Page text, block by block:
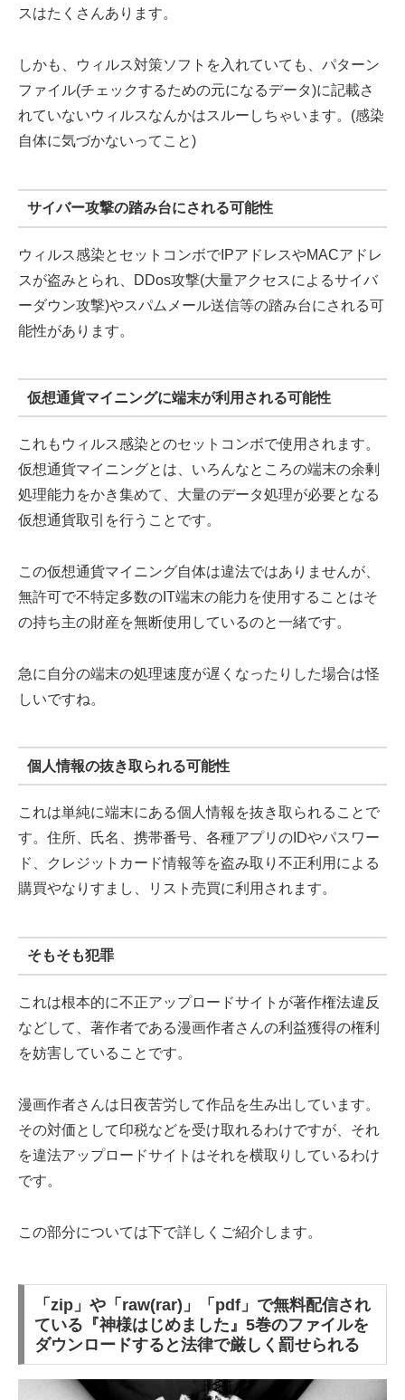
スはたくさんあります。
しかも、ウィルス対策ソフトを入れていても、パターン
ファイル(チェックするための元になるデータ)に記載さ
れていないウィルスなんかはスルーしちゃいます。(感染
自体に気づかないってこと)
サイバー攻撃の踏み台にされる可能性
ウィルス感染とセットコンボでIPアドレスやMACアドレ
スが盗みとられ、DDos攻撃(大量アクセスによるサイバ
ーダウン攻撃)やスパムメール送信等の踏み台にされる可
能性があります。
仮想通貨マイニングに端末が利用される可能性
これもウィルス感染とのセットコンボで使用されます。
仮想通貨マイニングとは、いろんなところの端末の余剰
処理能力をかき集めて、大量のデータ処理が必要となる
仮想通貨取引を行うことです。
この仮想通貨マイニング自体は違法ではありませんが、
無許可で不特定多数のIT端末の能力を使用することはそ
の持ち主の財産を無断使用しているのと一緒です。
急に自分の端末の処理速度が遅くなったりした場合は怪
しいですね。
個人情報の抜き取られる可能性
これは単純に端末にある個人情報を抜き取られることで
す。住所、氏名、携帯番号、各種アプリのIDやパスワー
ド、クレジットカード情報等を盗み取り不正利用による
購買やなりすまし、リスト売買に利用されます。
そもそも犯罪
これは根本的に不正アップロードサイトが著作権法違反
などして、著作者である漫画作者さんの利益獲得の権利
を妨害していることです。
漫画作者さんは日夜苦労して作品を生み出しています。
その対価として印税などを受け取れるわけですが、それ
を違法アップロードサイトはそれを横取りしているわけ
です。
この部分については下で詳しくご紹介します。
「zip」や「raw(rar)」「pdf」で無料配信され
ている『神様はじめました』5巻のファイルを
ダウンロードすると法律で厳しく罰せられる